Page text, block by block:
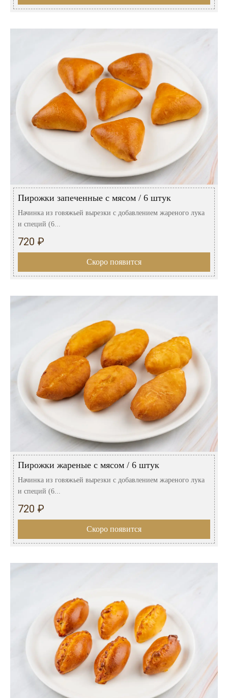
Пирожки запеченные с мясом / 6 штук
Начинка из говяжьей вырезки с добавлением жареного лука
и специй (6...
720 ₽
Скоро появится
Пирожки жареные с мясом / 6 штук
Начинка из говяжьей вырезки с добавлением жареного лука
и специй (6...
720 ₽
Скоро появится